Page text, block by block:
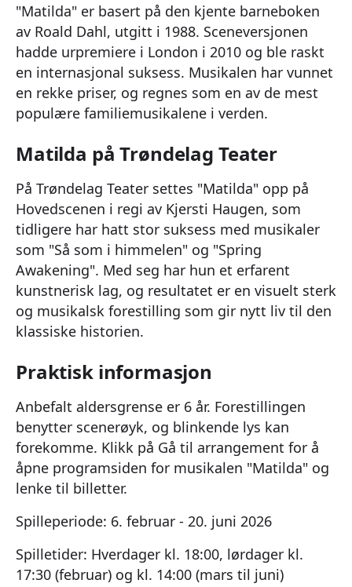
"Matilda" er basert på den kjente barneboken
av Roald Dahl, utgitt i 1988. Sceneversjonen
hadde urpremiere i London i 2010 og ble raskt
en internasjonal suksess. Musikalen har vunnet
en rekke priser, og regnes som en av de mest
populære familiemusikalene i verden.
Matilda på Trøndelag Teater
På Trøndelag Teater settes "Matilda" opp på
Hovedscenen i regi av Kjersti Haugen, som
tidligere har hatt stor suksess med musikaler
som "Så som i himmelen" og "Spring
Awakening". Med seg har hun et erfarent
kunstnerisk lag, og resultatet er en visuelt sterk
og musikalsk forestilling som gir nytt liv til den
klassiske historien.
Praktisk informasjon
Anbefalt aldersgrense er 6 år. Forestillingen
benytter scenerøyk, og blinkende lys kan
forekomme. Klikk på Gå til arrangement for å
åpne programsiden for musikalen "Matilda" og
lenke til billetter.
Spilleperiode: 6. februar - 20. juni 2026
Spilletider: Hverdager kl. 18:00, lørdager kl.
17:30 (februar) og kl. 14:00 (mars til juni)